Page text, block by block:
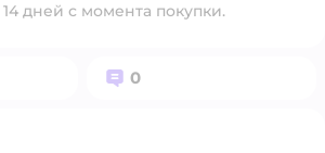
дней с момента покупки.
Вопросов:
0